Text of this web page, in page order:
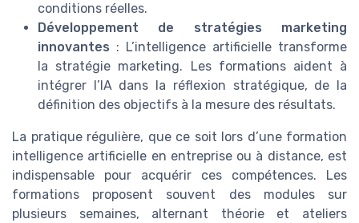
conditions réelles.
Développement de stratégies marketing
innovantes : L’intelligence artificielle transforme
la stratégie marketing. Les formations aident à
intégrer l’IA dans la réflexion stratégique, de la
définition des objectifs à la mesure des résultats.
La pratique régulière, que ce soit lors d’une formation
intelligence artificielle en entreprise ou à distance, est
indispensable pour acquérir ces compétences. Les
formations proposent souvent des modules sur
plusieurs semaines, alternant théorie et ateliers